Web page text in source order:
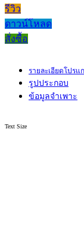
รีวิว
ดาวน์โหลด
สั่งซื้อ
รายละเอียดโปรแ
รูปประกอบ
ข้อมูลจำเพาะ
Text Size